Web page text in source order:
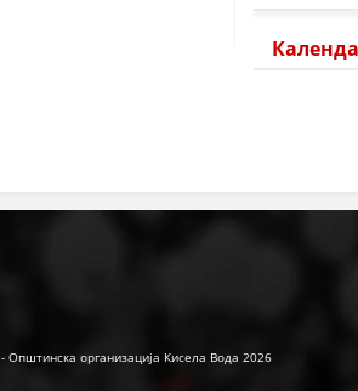
организација Кисела Вода 2026